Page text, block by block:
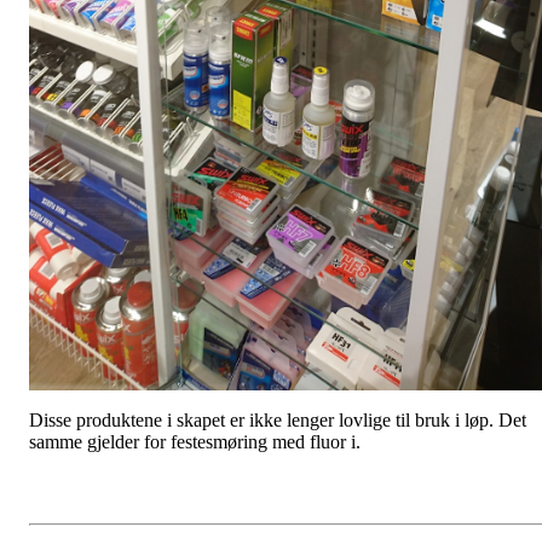
Disse produktene i skapet er ikke lenger lovlige til bruk i løp. Det
samme gjelder for festesmøring med fluor i.